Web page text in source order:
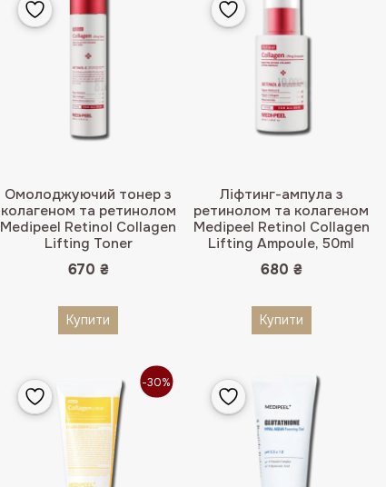
Омолоджуючий тонер з
колагеном та ретинолом
Medipeel Retinol Collagen
Lifting Toner
670 ₴
Купити
Ліфтинг-ампула з
ретинолом та колагеном
Medipeel Retinol Collagen
Lifting Ampoule, 50ml
680 ₴
Купити
-30%